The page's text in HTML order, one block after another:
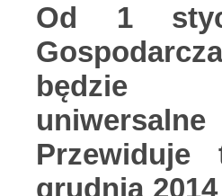
Od 1
będzie
grudnia